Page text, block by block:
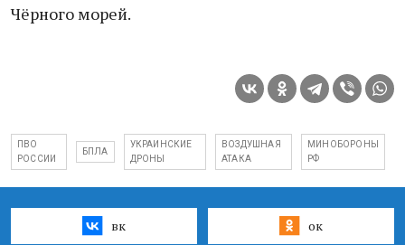
Чёрного морей.
ПВО
РОССИИ
БПЛА
УКРАИНСКИЕ
ДРОНЫ
ВОЗДУШНАЯ
АТАКА
МИНОБОРОНЫ
РФ
вк ок